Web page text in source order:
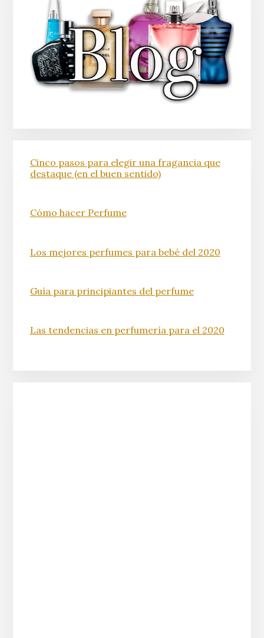
Cinco pasos para elegir una fragancia que
destaque (en el buen sentido)
Cómo hacer Perfume
Los mejores perfumes para bebé del 2020
Guía para principiantes del perfume
Las tendencias en perfumería para el 2020